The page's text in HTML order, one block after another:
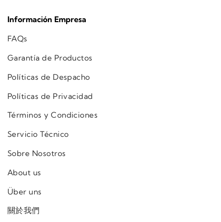
Información Empresa
FAQs
Garantía de Productos
Políticas de Despacho
Políticas de Privacidad
Términos y Condiciones
Servicio Técnico
Sobre Nosotros
About us
Über uns
關於我們